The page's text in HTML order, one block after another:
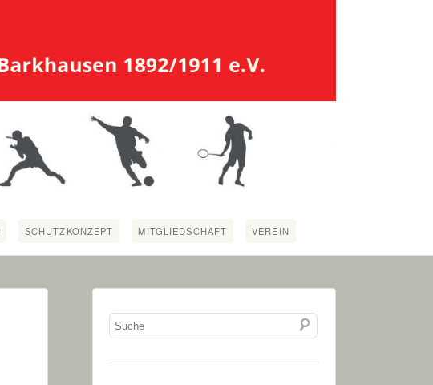
SCHUTZKONZEPT MITGLIEDSCHAFT VEREIN